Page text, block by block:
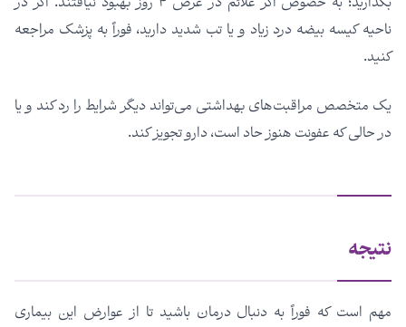
ناحیه کیسه بیضه درد زیاد و یا تب شدید دارید، فوراً به پزشک مراجعه
کنید.
یک متخصص مراقبت‌های بهداشتی می‌تواند دیگر شرایط را رد کند و یا
در حالی که عفونت هنوز حاد است، دارو تجویز کند.
نتیجه
مهم است که فوراً به دنبال درمان باشید تا از عوارض این بیماری